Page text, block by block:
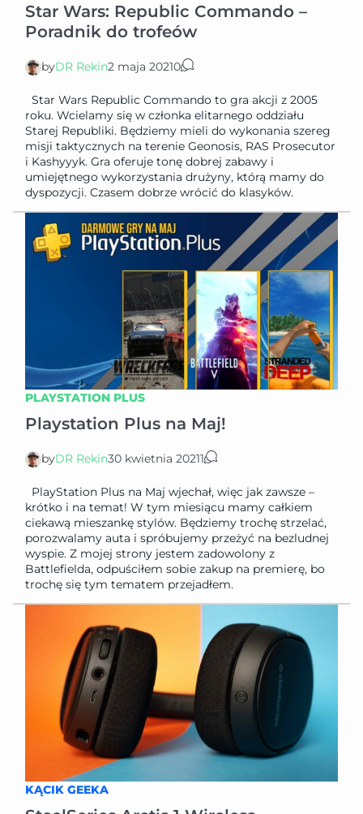
Star Wars: Republic Commando –
Poradnik do trofeów
byDR Rekin2 maja 20210
Star Wars Republic Commando to gra akcji z 2005
roku. Wcielamy się w członka elitarnego oddziału
Starej Republiki. Będziemy mieli do wykonania szereg
misji taktycznych na terenie Geonosis, RAS Prosecutor
i Kashyyyk. Gra oferuje tonę dobrej zabawy i
umiejętnego wykorzystania drużyny, którą mamy do
dyspozycji. Czasem dobrze wrócić do klasyków.
PLAYSTATION PLUS
Playstation Plus na Maj!
byDR Rekin30 kwietnia 20211
PlayStation Plus na Maj wjechał, więc jak zawsze –
krótko i na temat! W tym miesiącu mamy całkiem
ciekawą mieszankę stylów. Będziemy trochę strzelać,
porozwalamy auta i spróbujemy przeżyć na bezludnej
wyspie. Z mojej strony jestem zadowolony z
Battlefielda, odpuściłem sobie zakup na premierę, bo
trochę się tym tematem przejadłem.
KĄCIK GEEKA